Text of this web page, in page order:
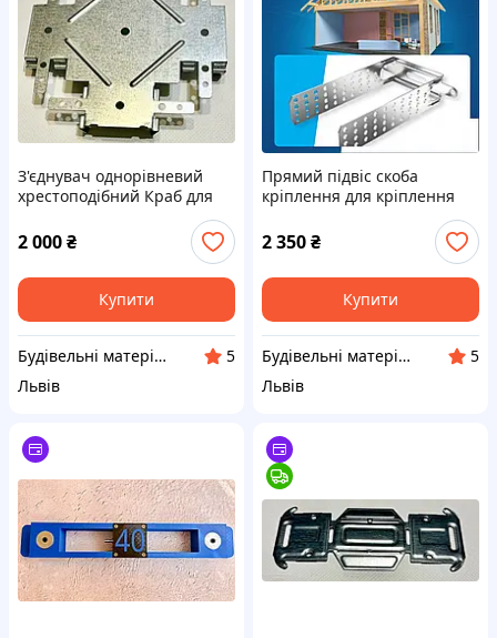
З'єднувач однорівневий
хрестоподібний Краб для
CD60 профілю усилений 1
мм 24шт ( упаковка )
2 000₴
Купити
Будівельні матеріали. Гуртівня у Львові (ceresit.lviv.ua)
5
Львів
Прямий підвіс скоба
кріплення для кріплення
гіпсокартонного профілю
CD60 Knauf КОРОТКИЙ 70
мм 100 шт
2 350₴
Купити
Будівельні матеріали. Гуртівня у Львові (ceresit.lviv.ua)
5
Львів